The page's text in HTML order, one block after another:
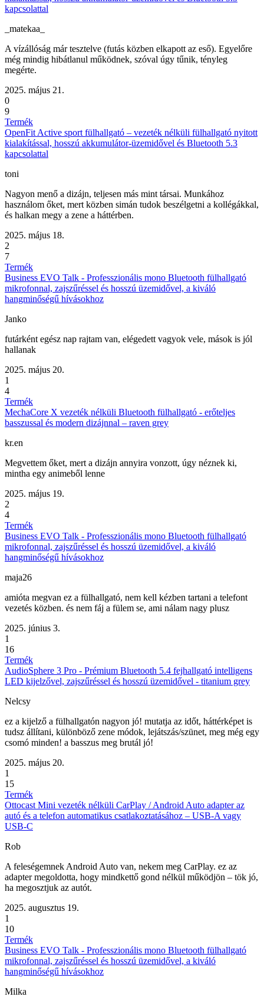
kapcsolattal
_matekaa_
A vízállóság már tesztelve (futás közben elkapott az eső). Egyelőre
még mindig hibátlanul működnek, szóval úgy tűnik, tényleg
megérte.
2025. május 21.
0
9
Termék
OpenFit Active sport fülhallgató – vezeték nélküli fülhallgató nyitott
kialakítással, hosszú akkumulátor-üzemidővel és Bluetooth 5.3
kapcsolattal
toni
Nagyon menő a dizájn, teljesen más mint társai. Munkához
használom őket, mert közben simán tudok beszélgetni a kollégákkal,
és halkan megy a zene a háttérben.
2025. május 18.
2
7
Termék
Business EVO Talk - Professzionális mono Bluetooth fülhallgató
mikrofonnal, zajszűréssel és hosszú üzemidővel, a kiváló
hangminőségű hívásokhoz
Janko
futárként egész nap rajtam van, elégedett vagyok vele, mások is jól
hallanak
2025. május 20.
1
4
Termék
MechaCore X vezeték nélküli Bluetooth fülhallgató - erőteljes
basszussal és modern dizájnnal – raven grey
kr.en
Megvettem őket, mert a dizájn annyira vonzott, úgy néznek ki,
mintha egy animeből lenne
2025. május 19.
2
4
Termék
Business EVO Talk - Professzionális mono Bluetooth fülhallgató
mikrofonnal, zajszűréssel és hosszú üzemidővel, a kiváló
hangminőségű hívásokhoz
maja26
amióta megvan ez a fülhallgató, nem kell kézben tartani a telefont
vezetés közben. és nem fáj a fülem se, ami nálam nagy plusz
2025. június 3.
1
16
Termék
AudioSphere 3 Pro - Prémium Bluetooth 5.4 fejhallgató intelligens
LED kijelzővel, zajszűréssel és hosszú üzemidővel - titanium grey
Nelcsy
ez a kijelző a fülhallgatón nagyon jó! mutatja az időt, háttérképet is
tudsz állítani, különböző zene módok, lejátszás/szünet, meg még egy
csomó minden! a basszus meg brutál jó!
2025. május 20.
1
15
Termék
Ottocast Mini vezeték nélküli CarPlay / Android Auto adapter az
autó és a telefon automatikus csatlakoztatásához – USB-A vagy
USB-C
Rob
A feleségemnek Android Auto van, nekem meg CarPlay. ez az
adapter megoldotta, hogy mindkettő gond nélkül működjön – tök jó,
ha megosztjuk az autót.
2025. augusztus 19.
1
10
Termék
Business EVO Talk - Professzionális mono Bluetooth fülhallgató
mikrofonnal, zajszűréssel és hosszú üzemidővel, a kiváló
hangminőségű hívásokhoz
Milka